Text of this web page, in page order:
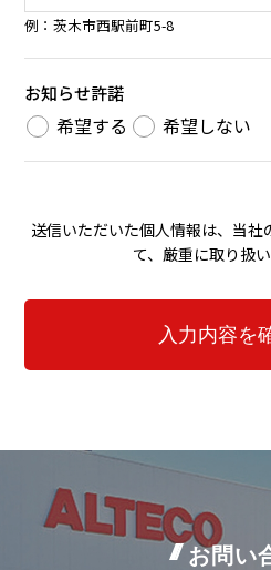
例：茨木市西駅前町5-8
お知らせ許諾
希望する 希望しない
送信いただいた個人情報は、当社
て、厳重に取り扱い
お問い